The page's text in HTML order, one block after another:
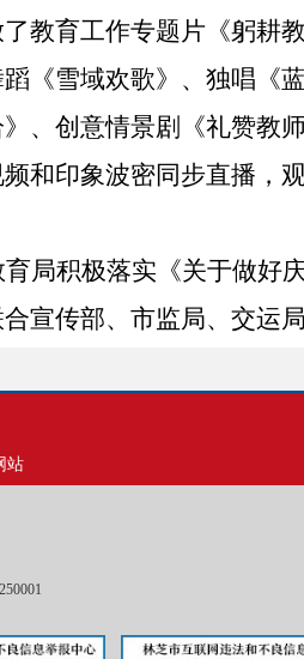
教育工作专题片《躬耕
《雪域欢歌》、独唱《
》、创意情景剧《礼赞教
和印象波密同步直播，
局积极落实《关于做好
宣传部、市监局、交运
力、刘吉斌、四朗旺青、
江村、沈烊、蒋水军出
站